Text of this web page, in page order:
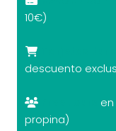
10€)
descuento
propina)